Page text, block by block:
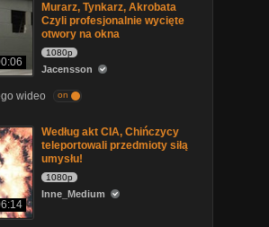
Murarz, Tynkarz, Akrobata
Czyli profesjonalnie wycięte
otwory na okna
1080p
Jacensson
wideo on
Według akt CIA, Chińczycy
teleportowali przedmioty siłą
umysłu!
1080p
Inne_Medium